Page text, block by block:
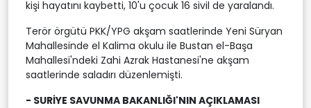
kişi hayatını kaybetti, 10'u çocuk 16 sivil de yaralandı.
Terör örgütü PKK/YPG akşam saatlerinde Yeni Süryan
Mahallesinde el Kalima okulu ile Bustan el-Başa
Mahallesi'ndeki Zahi Azrak Hastanesi'ne akşam
saatlerinde saladırı düzenlemişti.
- SURİYE SAVUNMA BAKANLIĞI'NIN AÇIKLAMASI